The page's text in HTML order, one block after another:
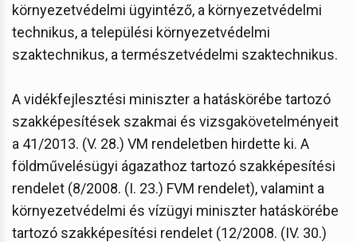
környezetvédelmi ügyintéző, a környezetvédelmi
technikus, a települési környezetvédelmi
szaktechnikus, a természetvédelmi szaktechnikus.
A vidékfejlesztési miniszter a hatáskörébe tartozó
szakképesítések szakmai és vizsgakövetelményeit
a 41/2013. (V. 28.) VM rendeletben hirdette ki. A
földművelésügyi ágazathoz tartozó szakképesítési
rendelet (8/2008. (I. 23.) FVM rendelet), valamint a
környezetvédelmi és vízügyi miniszter hatáskörébe
tartozó szakképesítési rendelet (12/2008. (IV. 30.)